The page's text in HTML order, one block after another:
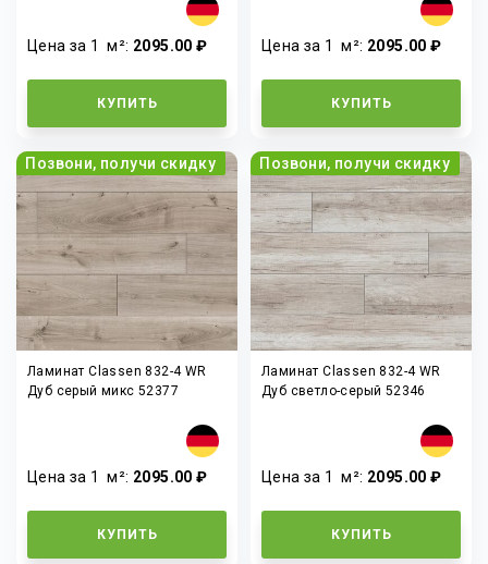
Цена за 1м²: 2095.00 ₽
КУПИТЬ
Цена за 1м²: 2095.00 ₽
КУПИТЬ
Позвони, получи скидку
Ламинат Classen 832-4 WR
Дуб серый микс 52377
Цена за 1м²: 2095.00 ₽
КУПИТЬ
Позвони, получи скидку
Ламинат Classen 832-4 WR
Дуб светло-серый 52346
Цена за 1м²: 2095.00 ₽
КУПИТЬ